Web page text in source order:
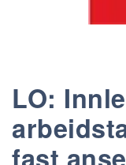
LO: